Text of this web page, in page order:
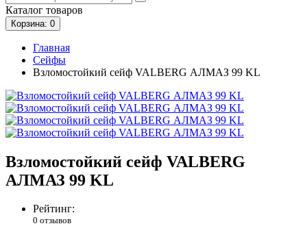
Каталог товаров
Корзина: 0
Главная
Сейфы
Взломостойкий сейф VALBERG АЛМАЗ 99 KL
Взломостойкий сейф VALBERG
АЛМАЗ 99 KL
Рейтинг:
0 отзывов